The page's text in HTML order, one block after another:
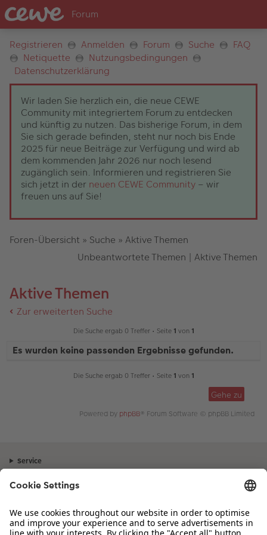
Registrieren Anmelden Forum Suche
FAQ
Netiquette
Nutzungsbedingungen
Datenschutzerklärung
Wir laden Sie herzlich ein, die neue CEWE
Community mit integriertem Forum zu entdecken
und künftig zu nutzen. Das bisherige Forum, in dem
Sie sich gerade befinden, steht nur noch bis Ende
2025 für neue Beiträge zur Verfügung und wird ab
dem kommenden Jahr 2026 nur noch lesend
zugänglich sein. Informieren und registrieren Sie
sich jetzt in der neuen CEWE Community – wir
freuen uns auf Sie!
Foren-Übersicht » Suche » Aktive Themen
Unbeantwortete Themen | Aktive Themen
Aktive Themen
Zur erweiterten Suche
Die Suche ergab 0 Treffer • Seite 1 von 1
Es wurden keine passenden Ergebnisse gefunden.
Die Suche ergab 0 Treffer • Seite 1 von 1
Gehe zu
Powered by phpBB® Forum Software © phpBB Limited
Service
Sortiment